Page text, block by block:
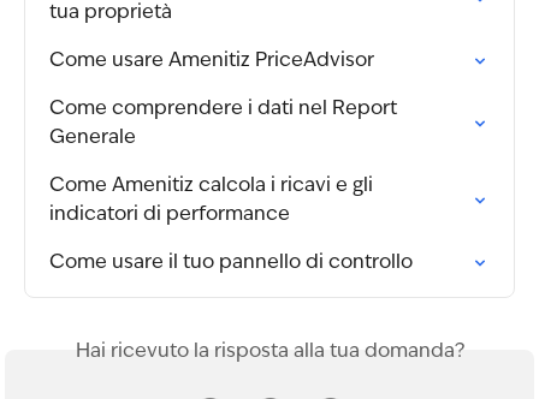
tua proprietà
Come usare Amenitiz PriceAdvisor
Come comprendere i dati nel Report
Generale
Come Amenitiz calcola i ricavi e gli
indicatori di performance
Come usare il tuo pannello di controllo
Hai ricevuto la risposta alla tua domanda?